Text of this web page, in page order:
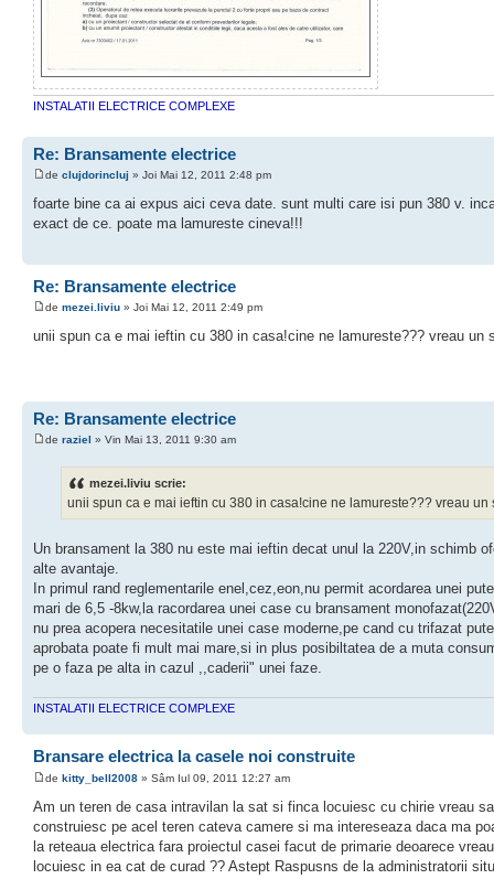
INSTALATII ELECTRICE COMPLEXE
Re: Bransamente electrice
de clujdorincluj » Joi Mai 12, 2011 2:48 pm
foarte bine ca ai expus aici ceva date. sunt multi care isi pun 380 v.
exact de ce. poate ma lamureste cineva!!!
Re: Bransamente electrice
de mezei.liviu » Joi Mai 12, 2011 2:49 pm
unii spun ca e mai ieftin cu 380 in casa!cine ne lamureste??? vreau un
Re: Bransamente electrice
de raziel » Vin Mai 13, 2011 9:30 am
mezei.liviu scrie:
unii spun ca e mai ieftin cu 380 in casa!cine ne lamureste??? vreau un
Un bransament la 380 nu este mai ieftin decat unul la 220V,in schimb
alte avantaje.
In primul rand reglementarile enel,cez,eon,nu permit acordarea unei
mari de 6,5 -8kw,la racordarea unei case cu bransament
nu prea acopera necesitatile unei case moderne,pe cand cu trifazat
aprobata poate fi mult mai mare,si in plus posibiltatea de a muta
pe o faza pe alta in cazul ,,caderii" unei faze.
INSTALATII ELECTRICE COMPLEXE
Bransare electrica la casele noi construite
de kitty_bell2008 » Sâm Iul 09, 2011 12:27 am
Am un teren de casa intravilan la sat si finca locuiesc cu chirie vreau sa
construiesc pe acel teren cateva camere si ma intereseaza daca ma
la reteaua electrica fara proiectul casei facut de primarie deoarece
locuiesc in ea cat de curad ?? Astept Raspusns de la administratorii